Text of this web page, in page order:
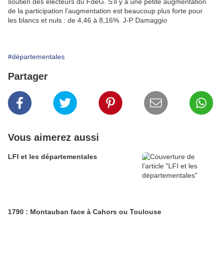
de la participation l'augmentation est beaucoup plus forte pour
les blancs et nuls : de 4,46 à 8,16%. J-P Damaggio
#départementales
Partager
Vous aimerez aussi
LFI et les départementales
1790 : Montauban face à Cahors ou Toulouse